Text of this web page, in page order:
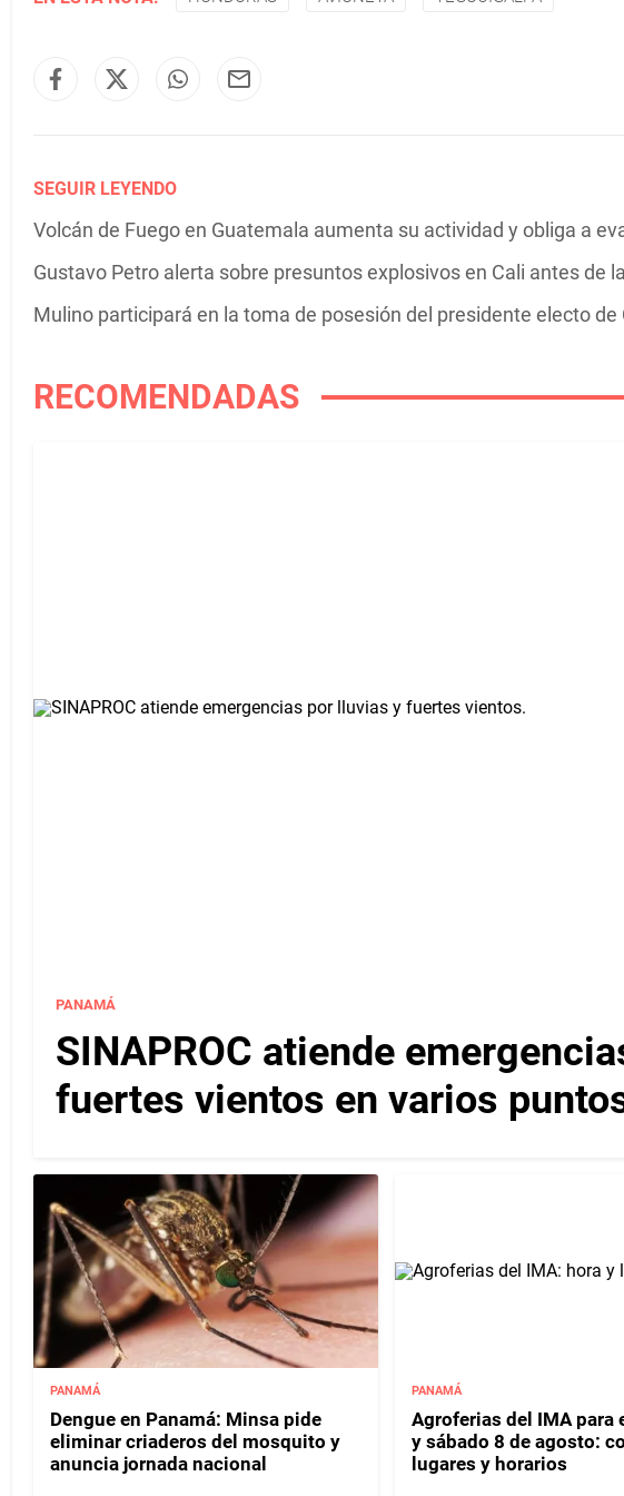
SEGUIR LEYENDO
Volcán de Fuego en Guatemala aumenta su actividad y obliga a
Gustavo Petro alerta sobre presuntos explosivos en Cali antes de
Mulino participará en la toma de posesión del presidente electo de
RECOMENDADAS
PANAMÁ
SINAPROC atiende
fuertes vientos en varios
PANAMÁ
Dengue en Panamá: Minsa pide
eliminar criaderos del mosquito y
anuncia jornada nacional
PANAMÁ
Agroferias del IMA para
y sábado 8 de agosto:
lugares y horarios